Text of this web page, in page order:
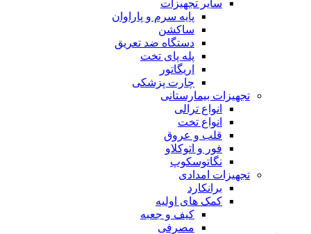
سایر تجهیزات
پایه سرم و پاراوان
ساکشن
دستگاه ضد تعریق
پله پای تخت
اریگاتور
چارت پزشکی
تجهیزات بیمارستانی
انواع ترالی
انواع تخت
قلب و عروق
فور و اتوکلاو
نگاتوسکوپ
تجهیزات امدادی
برانکارد
کمک های اولیه
کیف و جعبه
مصرفی